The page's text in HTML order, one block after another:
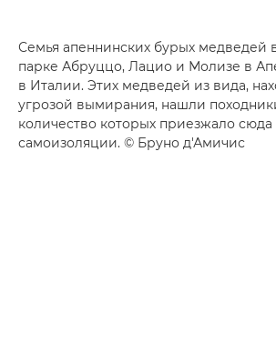
Семья апеннинских бурых медведей
парке Абруццо, Лацио и Молизе в
в Италии. Этих медведей из вида,
угрозой вымирания, нашли
количество которых приезжало
самоизоляции. © Бруно д'Амичис